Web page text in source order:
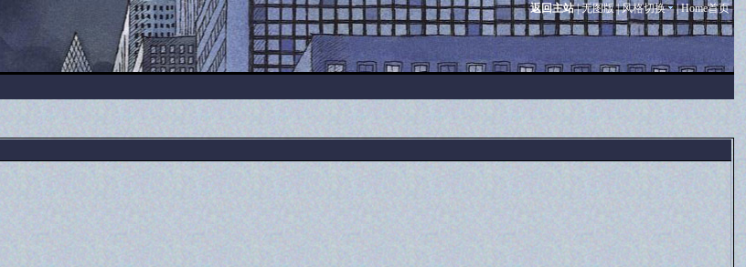
返回主站|无图版|风格切换 |Home首页